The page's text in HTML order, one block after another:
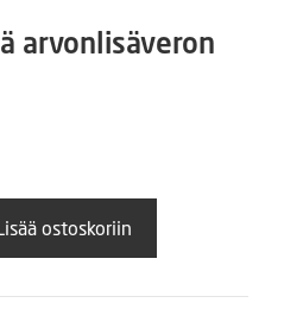
arvonlisäveron
ostoskoriin